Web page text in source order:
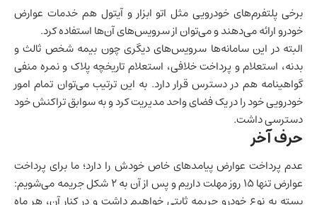
برخی پلتفرم‌های خودرویی مثل اتو ابزار و آیتول هم خدمات عوارض
خودرو ارائه می‌دهند و می‌توان از سرویس‌های آن‌ها استفاده کرد.
البته در این سامانه‌ها سرویس‌‌های دیگری چون بیمه شخص ثالث و
بدنه، استعلام و پرداخت خلافی، استعلام تاریخچه پلاک و نمره منفی
گواهینامه هم در دسترس قرار دارد. به این ترتیب می‌توان تمام امور
خودرویی خود را در یک فضای واحد مدیریت کرد و به سوابق تراکنش خود
دسترسی داشت.
حرف آخر
عدم پرداخت عوارض پیامدهای خاص خودش را دارد؛ ما برای پرداخت
عوارض تنها ۱۵ روز مهلت داریم و پس از آن به ۲ شکل جریمه می‌شویم: